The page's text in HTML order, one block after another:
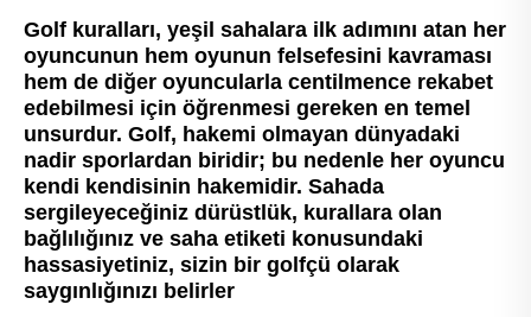
Golf kuralları, yeşil sahalara ilk adımını atan her
oyuncunun hem oyunun felsefesini kavraması
hem de diğer oyuncularla centilmence rekabet
edebilmesi için öğrenmesi gereken en temel
unsurdur. Golf, hakemi olmayan dünyadaki
nadir sporlardan biridir; bu nedenle her oyuncu
kendi kendisinin hakemidir. Sahada
sergileyeceğiniz dürüstlük, kurallara olan
bağlılığınız ve saha etiketi konusundaki
hassasiyetiniz, sizin bir golfçü olarak
saygınlığınızı belirler